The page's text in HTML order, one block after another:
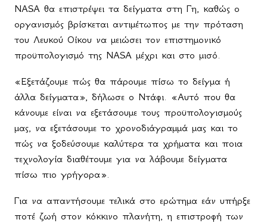
NASA θα επιστρέψει τα δείγματα στη Γη, καθώς ο
οργανισμός βρίσκεται αντιμέτωπος με την πρόταση
του Λευκού Οίκου να μειώσει τον επιστημονικό
προϋπολογισμό της NASA μέχρι και στο μισό.
«Εξετάζουμε πώς θα πάρουμε πίσω το δείγμα ή
άλλα δείγματα», δήλωσε ο Ντάφι. «Αυτό που θα
κάνουμε είναι να εξετάσουμε τους προϋπολογισμούς
μας, να εξετάσουμε το χρονοδιάγραμμά μας και το
πώς να ξοδεύσουμε καλύτερα τα χρήματα και ποια
τεχνολογία διαθέτουμε για να λάβουμε δείγματα
πίσω πιο γρήγορα».
Για να απαντήσουμε τελικά στο ερώτημα εάν υπήρξε
ποτέ ζωή στον κόκκινο πλανήτη, η επιστροφή των